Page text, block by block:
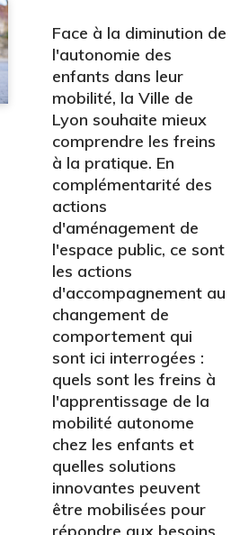
Face à la diminution de
l'autonomie des
enfants dans leur
mobilité, la Ville de
Lyon souhaite mieux
comprendre les freins
à la pratique. En
complémentarité des
actions
d'aménagement de
l'espace public, ce sont
les actions
d'accompagnement au
changement de
comportement qui
sont ici interrogées :
quels sont les freins à
l'apprentissage de la
mobilité autonome
chez les enfants et
quelles solutions
innovantes peuvent
être mobilisées pour